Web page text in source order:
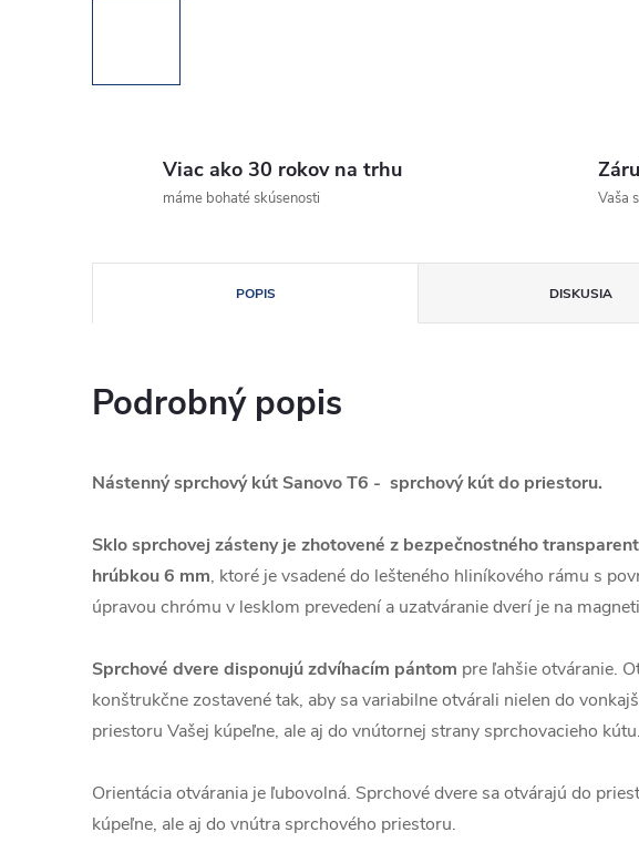
Viac ako 30 rokov na trhu
máme bohaté skúsenosti Vaša
POPIS DISKUSIA
Podrobný popis
Nástenný sprchový kút Sanovo T6 - sprchový kút do priestoru.
Sklo sprchovej zásteny je zhotovené z bezpečnostného
hrúbkou 6 mm, ktoré je vsadené do lešteného hliníkového rámu s
úpravou chrómu v lesklom prevedení a uzatváranie dverí je na
Sprchové dvere disponujú zdvíhacím pántom pre ľahšie otváranie.
konštrukčne zostavené tak, aby sa variabilne otvárali nielen do
priestoru Vašej kúpeľne, ale aj do vnútornej strany sprchovacieho kútu.
Orientácia otvárania je ľubovolná. Sprchové dvere sa otvárajú do
kúpeľne, ale aj do vnútra sprchového priestoru.